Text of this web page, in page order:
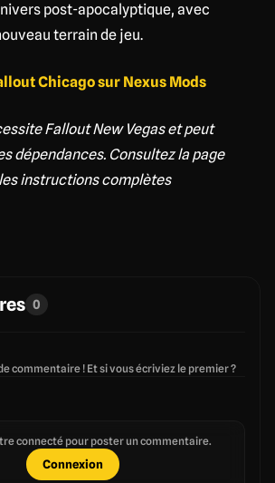
post-apocalyptique, avec
terrain de jeu.
Chicago sur Nexus Mods
Fallout New Vegas et peut
dépendances. Consultez la page
instructions complètes
0
commentaire ! Et si vous écriviez le premier ?
connecté pour poster un commentaire.
Connexion